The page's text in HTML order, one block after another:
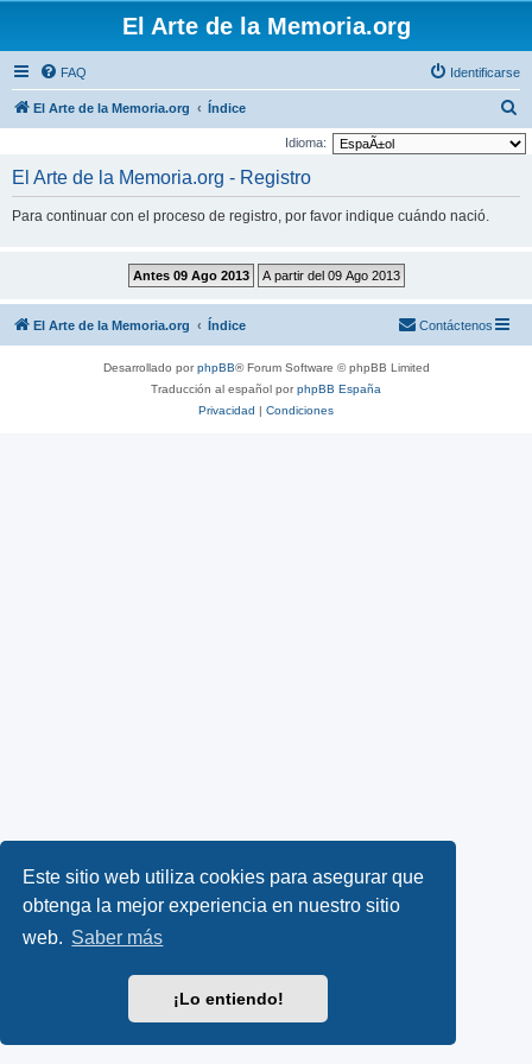
Este sitio web utiliza cookies para asegurar que
obtenga la mejor experiencia en nuestro sitio
web. Saber más
¡Lo entiendo!
El Arte de la Memoria.org
FAQ Identificarse
El Arte de la Memoria.org Índice
u
Idioma:
El Arte de la Memoria.org - Registro
Para continuar con el proceso de registro, por favor indique cuándo nació.
El Arte de la Memoria.org Índice Contáctenos
Desarrollado porphpBB® Forum Software © phpBB Limited
Traducción al español porphpBB España
Privacidad | Condiciones